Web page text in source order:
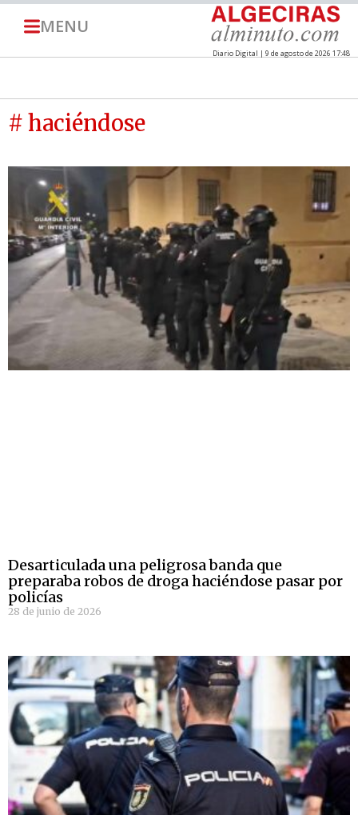
MENU
Diario Digital | 9 de agosto de 2026 17:48
# haciéndose
Desarticulada una peligrosa banda que
preparaba robos de droga haciéndose pasar por
policías
28 de junio de 2026